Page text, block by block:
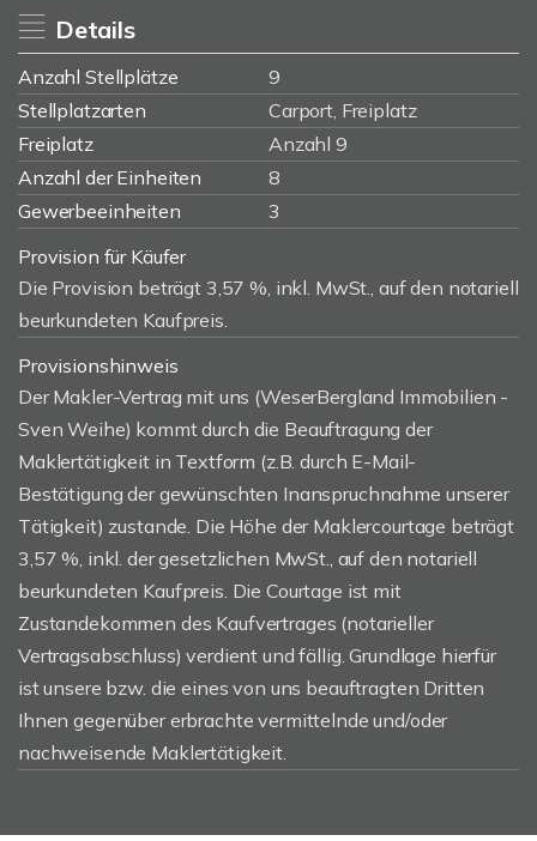
Details
Anzahl Stellplätze
9
Stellplatzarten
Carport, Freiplatz
Freiplatz
Anzahl 9
Anzahl der Einheiten
8
Gewerbeeinheiten
3
Provision für Käufer
Die Provision beträgt 3,57 %, inkl. MwSt., auf den notariell
beurkundeten Kaufpreis.
Provisionshinweis
Der Makler-Vertrag mit uns (WeserBergland Immobilien -
Sven Weihe) kommt durch die Beauftragung der
Maklertätigkeit in Textform (z.B. durch E-Mail-
Bestätigung der gewünschten Inanspruchnahme unserer
Tätigkeit) zustande. Die Höhe der Maklercourtage beträgt
3,57 %, inkl. der gesetzlichen MwSt., auf den notariell
beurkundeten Kaufpreis. Die Courtage ist mit
Zustandekommen des Kaufvertrages (notarieller
Vertragsabschluss) verdient und fällig. Grundlage hierfür
ist unsere bzw. die eines von uns beauftragten Dritten
Ihnen gegenüber erbrachte vermittelnde und/oder
nachweisende Maklertätigkeit.